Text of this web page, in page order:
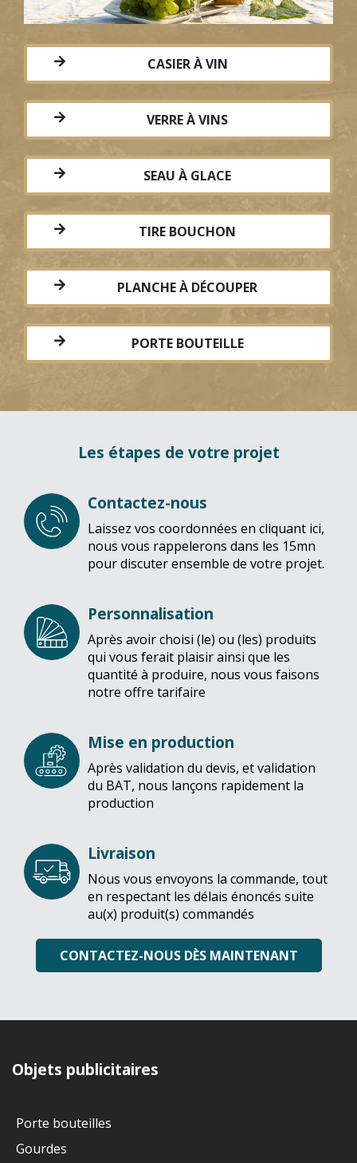
CASIER À VIN
VERRE À VINS
SEAU À GLACE
TIRE BOUCHON
PLANCHE À DÉCOUPER
PORTE BOUTEILLE
Les étapes de votre projet
Contactez-nous
Laissez vos coordonnées en cliquant ici,
nous vous rappelerons dans les 15mn
pour discuter ensemble de votre projet.
Personnalisation
Après avoir choisi (le) ou (les) produits
qui vous ferait plaisir ainsi que les
quantité à produire, nous vous faisons
notre offre tarifaire
Mise en production
Après validation du devis, et validation
du BAT, nous lançons rapidement la
production
Livraison
Nous vous envoyons la commande, tout
en respectant les délais énoncés suite
au(x) produit(s) commandés
CONTACTEZ-NOUS DÈS MAINTENANT
Objets publicitaires
Porte bouteilles
Gourdes